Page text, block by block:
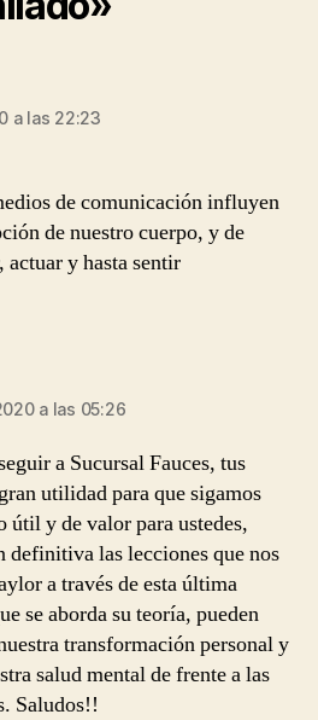
a las 22:23
de comunicación influyen
de nuestro cuerpo, y de
actuar y hasta sentir
a las 05:26
a Sucursal Fauces, tus
utilidad para que sigamos
útil y de valor para ustedes,
definitiva las lecciones que nos
a través de esta última
se aborda su teoría, pueden
transformación personal y
salud mental de frente a las
Saludos!!